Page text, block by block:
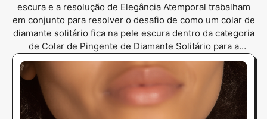
escura e a resolução de Elegância Atemporal trabalham
em conjunto para resolver o desafio de como um colar de
diamante solitário fica na pele escura dentro da categoria
de Colar de Pingente de Diamante Solitário para a
demografia alvo.